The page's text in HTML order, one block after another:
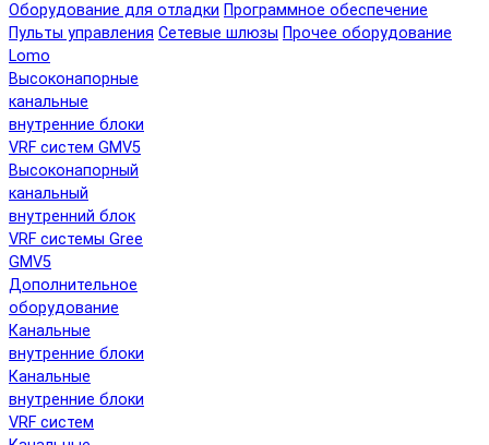
Оборудование для отладки Программное обеспечение
Пульты управления Сетевые шлюзы Прочее оборудование
Lomo
Высоконапорные
канальные
внутренние блоки
VRF систем GMV5
Высоконапорный
канальный
внутренний блок
VRF системы Gree
GMV5
Дополнительное
оборудование
Канальные
внутренние блоки
Канальные
внутренние блоки
VRF систем